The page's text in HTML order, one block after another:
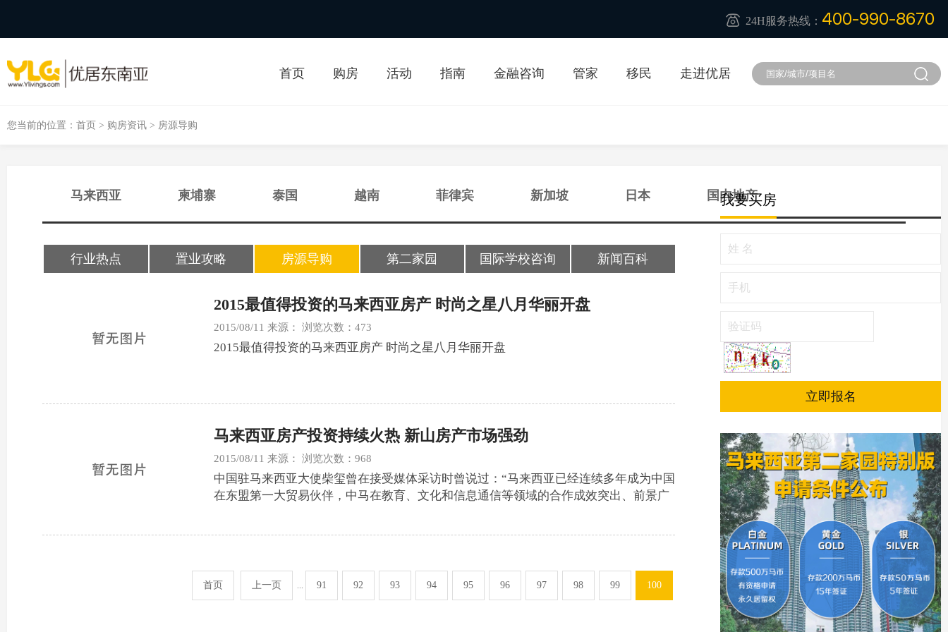
24H服务热线： 400-990-8670
首页 购房 活动 指南 金融咨询 管家 移民 走进优居
您当前的位置： 首页 > 购房资讯 > 房源导购
马来西亚 柬埔寨 泰国 越南 菲律宾 新加坡 日本 国内地产
行业热点 置业攻略 房源导购 第二家园 国际学校咨询 新闻百科
2015最值得投资的马来西亚房产 时尚之星八月华丽开盘
2015/08/11 来源： 浏览次数：473
2015最值得投资的马来西亚房产 时尚之星八月华丽开盘
马来西亚房产投资持续火热 新山房产市场强劲
2015/08/11 来源： 浏览次数：968
中国驻马来西亚大使柴玺曾在接受媒体采访时曾说过：“马来西亚已经连续多年成为中国
在东盟第一大贸易伙伴，中马在教育、文化和信息通信等领域的合作成效突出、前景广
首页 上一页 ... 91 92 93 94 95 96 97 98 99 100
我要买房